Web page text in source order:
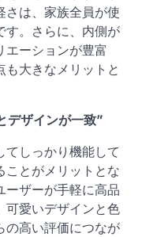
さは、家族全員が使
す。さらに、内側が
エーションが豊富
大きなメリットと
デザインが一致”
てしっかり機能して
ことがメリットとな
ーザーが手軽に高品
可愛いデザインと色
の高い評価につなが